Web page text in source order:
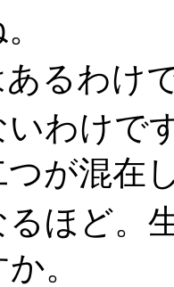
るわけ
わけで
つが混在
ほど。
。